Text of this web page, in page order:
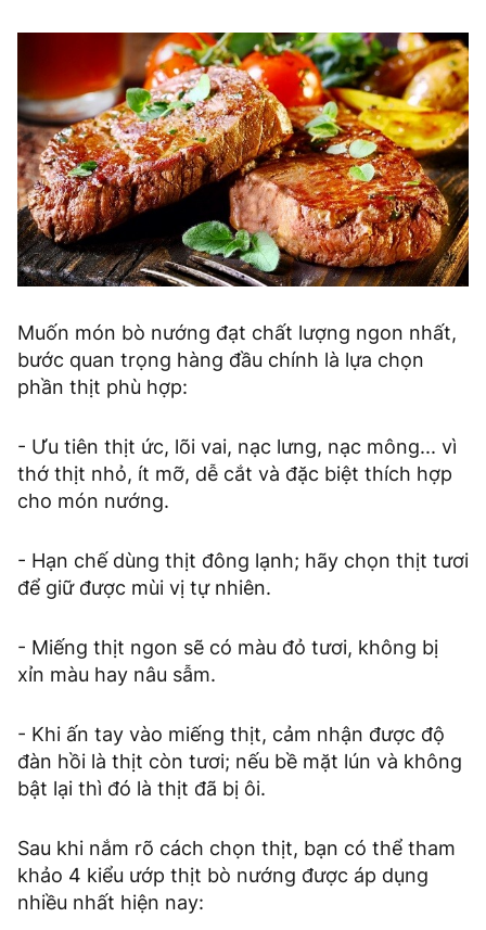
Muốn món bò nướng đạt chất lượng ngon nhất,
bước quan trọng hàng đầu chính là lựa chọn
phần thịt phù hợp:
- Ưu tiên thịt ức, lõi vai, nạc lưng, nạc mông... vì
thớ thịt nhỏ, ít mỡ, dễ cắt và đặc biệt thích hợp
cho món nướng.
- Hạn chế dùng thịt đông lạnh; hãy chọn thịt tươi
để giữ được mùi vị tự nhiên.
- Miếng thịt ngon sẽ có màu đỏ tươi, không bị
xỉn màu hay nâu sẫm.
- Khi ấn tay vào miếng thịt, cảm nhận được độ
đàn hồi là thịt còn tươi; nếu bề mặt lún và không
bật lại thì đó là thịt đã bị ôi.
Sau khi nắm rõ cách chọn thịt, bạn có thể tham
khảo 4 kiểu ướp thịt bò nướng được áp dụng
nhiều nhất hiện nay: